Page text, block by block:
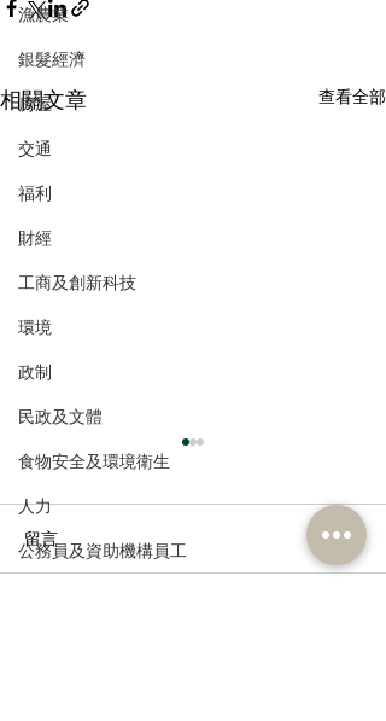
漁農業
銀髮經濟
房屋
交通
福利
財經
工商及創新科技
環境
政制
民政及文體
食物安全及環境衛生
人力
公務員及資助機構員工
相關文章 查看全部
留言